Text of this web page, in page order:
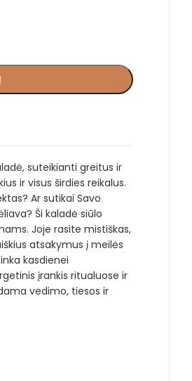
suteikianti greitus ir
ir visus širdies reikalus.
Ar sutikai Savo
Ši kaladė siūlo
Joje rasite mistiškas,
atsakymus į meilės
kasdienei
įrankis ritualuose ir
vedimo, tiesos ir